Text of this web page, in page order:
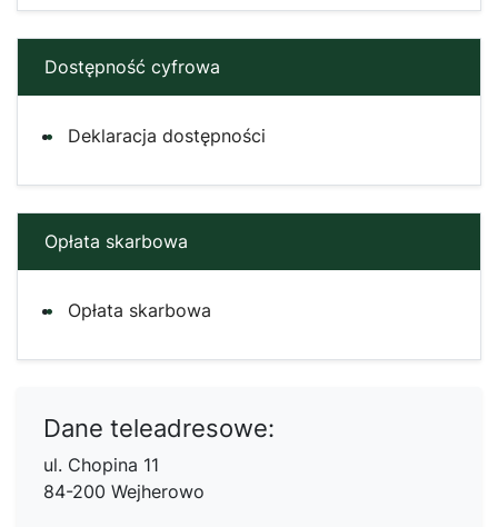
Dostępność cyfrowa
Deklaracja dostępności
Opłata skarbowa
Opłata skarbowa
Dane teleadresowe:
ul. Chopina 11
84-200 Wejherowo